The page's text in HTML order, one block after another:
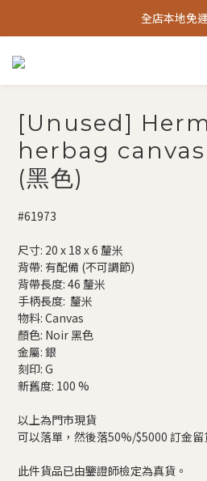
全店本地免
[Unused]
herbag
(黑色)
#61973
尺寸: 20 x 18 x 6 釐米
背帶: 有配備 (不可調節)
背帶長度: 46 釐米
手柄長度:  釐米
物料: Canvas
顏色: Noir 黑色
金屬: 銀
刻印: G
新舊度: 100 %
以上為門市現貨
可以落單，然後落50%/$5000 訂金留
此件貨品已由鑒證師檢定為真貨。